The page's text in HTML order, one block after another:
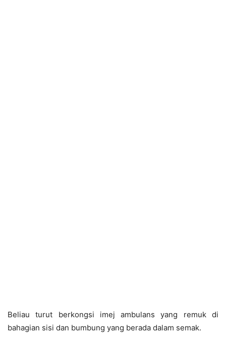
Beliau turut berkongsi imej ambulans yang remuk di
bahagian sisi dan bumbung yang berada dalam semak.